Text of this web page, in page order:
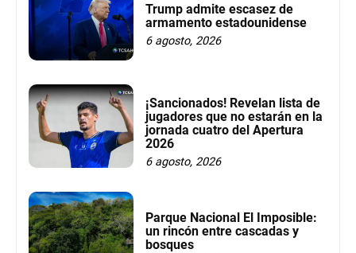
Trump admite escasez de
armamento estadounidense
6 agosto, 2026
¡Sancionados! Revelan lista de
jugadores que no estarán en la
jornada cuatro del Apertura
2026
6 agosto, 2026
Parque Nacional El Imposible:
un rincón entre cascadas y
bosques